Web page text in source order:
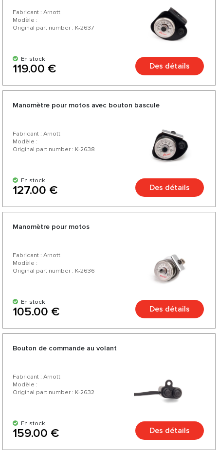
Fabricant : Arnott
Modèle :
Original part number : K-2637
En stock
119.00 € Des détails
Manomètre pour motos avec bouton bascule
Fabricant : Arnott
Modèle :
Original part number : K-2638
En stock
127.00 € Des détails
Manomètre pour motos
Fabricant : Arnott
Modèle :
Original part number : K-2636
En stock
105.00 € Des détails
Bouton de commande au volant
Fabricant : Arnott
Modèle :
Original part number : K-2632
En stock
159.00 € Des détails